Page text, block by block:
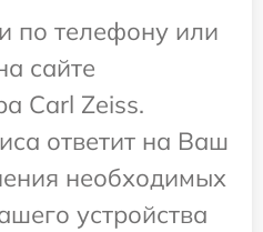
по телефону или
сайте
Carl Zeiss.
ответит на Ваш
необходимых
устройства